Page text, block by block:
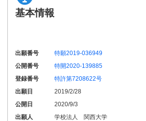
基本情報
出願番号
特願2019-036949
公開番号
特開2020-139885
登録番号
特許第7208622号
出願日
2019/2/28
公開日
2020/9/3
出願人
学校法人 関西大学